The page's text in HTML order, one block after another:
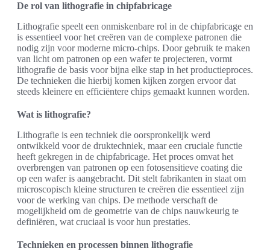
De rol van lithografie in chipfabricage
Lithografie speelt een onmiskenbare rol in de chipfabricage en
is essentieel voor het creëren van de complexe patronen die
nodig zijn voor moderne micro-chips. Door gebruik te maken
van licht om patronen op een wafer te projecteren, vormt
lithografie de basis voor bijna elke stap in het productieproces.
De technieken die hierbij komen kijken zorgen ervoor dat
steeds kleinere en efficiëntere chips gemaakt kunnen worden.
Wat is lithografie?
Lithografie is een techniek die oorspronkelijk werd
ontwikkeld voor de druktechniek, maar een cruciale functie
heeft gekregen in de chipfabricage. Het proces omvat het
overbrengen van patronen op een fotosensitieve coating die
op een wafer is aangebracht. Dit stelt fabrikanten in staat om
microscopisch kleine structuren te creëren die essentieel zijn
voor de werking van chips. De methode verschaft de
mogelijkheid om de geometrie van de chips nauwkeurig te
definiëren, wat cruciaal is voor hun prestaties.
Technieken en processen binnen lithografie